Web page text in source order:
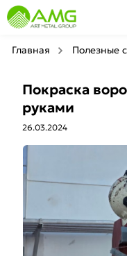
Главная Полезные
Покраска
руками
26.03.2024